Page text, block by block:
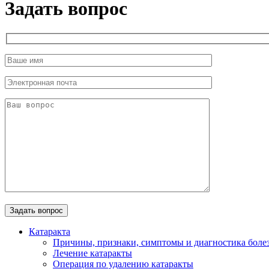
Задать вопрос
Катаракта
Причины, признаки, симптомы и диагностика
Лечение катаракты
Операция по удалению катаракты